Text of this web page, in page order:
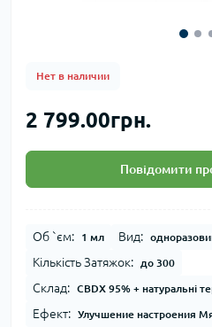
Нет в наличии
2 799.00грн.
Повідомити
Об `єм: 1 мл Вид:
Кількість Затяжок: до 300
Склад: CBDX 95% + натуральні
Ефект: Улучшение настроения